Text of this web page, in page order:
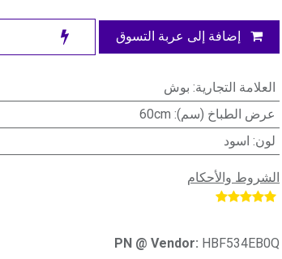
إضافة إلى عربة التسوق
العلامة التجارية: بوش
عرض الطباخ (سم):
60cm
لون: اسود
الشروط والأحكام
PN @ Vendor: HBF534EB0Q